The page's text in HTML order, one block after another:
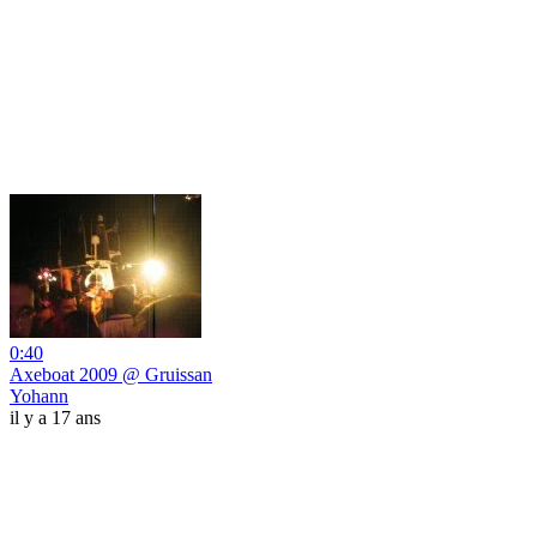
0:40
Axeboat 2009 @ Gruissan
Yohann
il y a 17 ans